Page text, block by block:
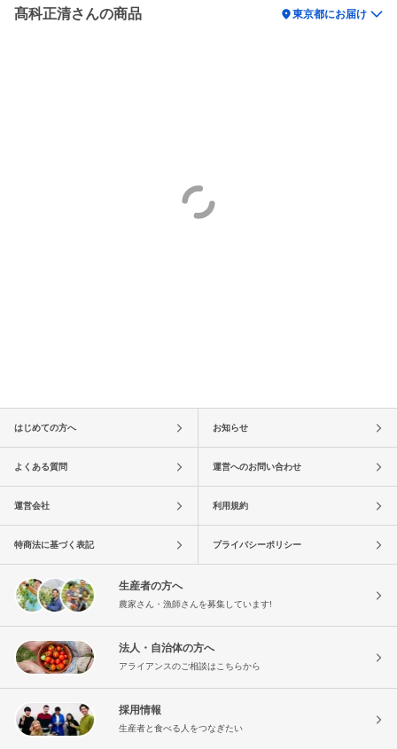
髙科正清さんの商品 location_on東京都にお届け
はじめての方へ お知らせ
よくある質問 運営へのお問い合わせ
運営会社 利用規約
特商法に基づく表記 プライバシーポリシー
生産者の方へ
農家さん・漁師さんを募集しています!
法人・自治体の方へ
アライアンスのご相談はこちらから
採用情報
生産者と食べる人をつなぎたい